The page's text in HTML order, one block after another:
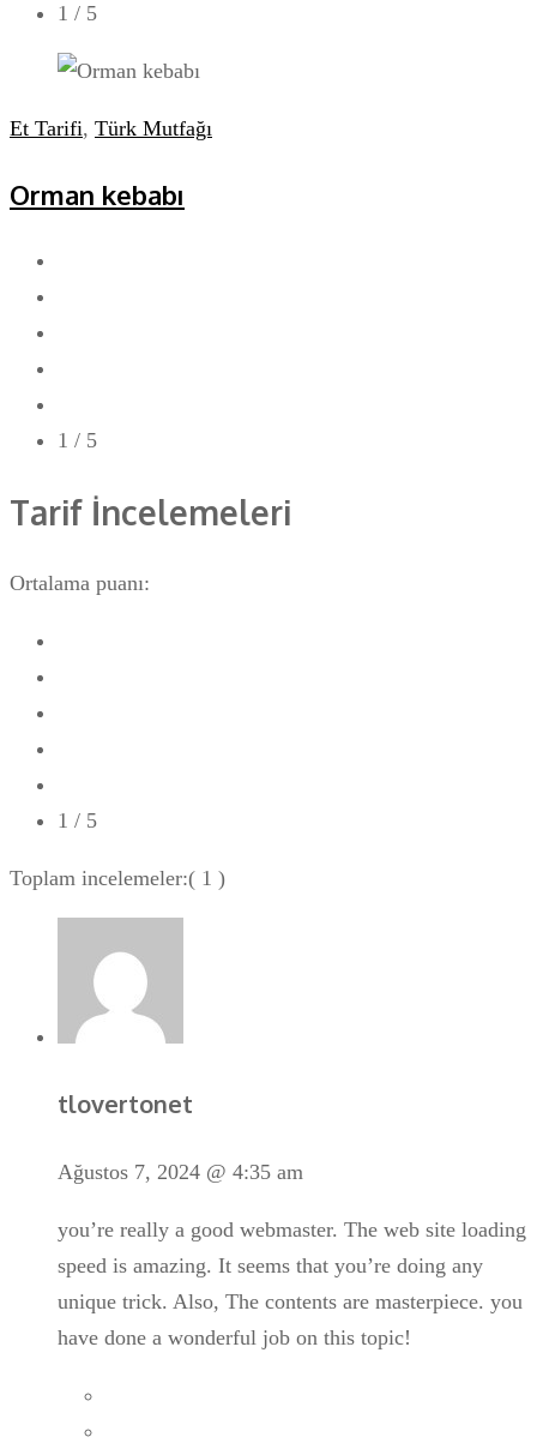
1 / 5
Et Tarifi, Türk Mutfağı
Orman kebabı
1 / 5
Tarif İncelemeleri
Ortalama puanı:
1 / 5
Toplam incelemeler:( 1 )
tlovertonet
Ağustos 7, 2024 @ 4:35 am
you’re really a good webmaster. The web site loading
speed is amazing. It seems that you’re doing any
unique trick. Also, The contents are masterpiece. you
have done a wonderful job on this topic!